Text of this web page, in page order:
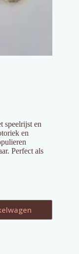
speelrijst en
en
Perfect als